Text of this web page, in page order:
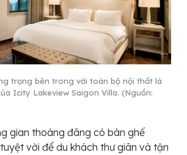
trọng bên trong với toàn bộ nội thất là
Icity Lakeview Saigon Villa. (Nguồn:
gian thoáng đãng có bàn ghế
vời để du khách thư giãn và tận